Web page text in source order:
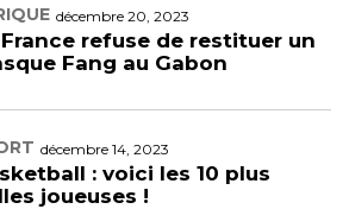
décembre 20, 2023
France refuse de restituer un
Fang au Gabon
décembre 14, 2023
: voici les 10 plus
joueuses !